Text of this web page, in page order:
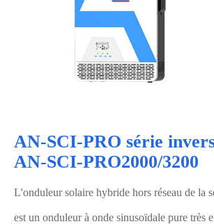
AN-SCI-PRO série
AN-SCI-PRO2000/3200
L'onduleur solaire hybride hors réseau de la
est un onduleur à onde sinusoïdale pure très